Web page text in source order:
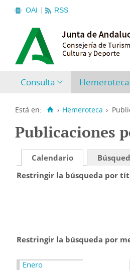
OAI RSS
Consulta Hemeroteca
Está en: › Hemeroteca ›
Publicaciones
Calendario
Restringir la búsqueda por
Restringir la búsqueda por
Enero